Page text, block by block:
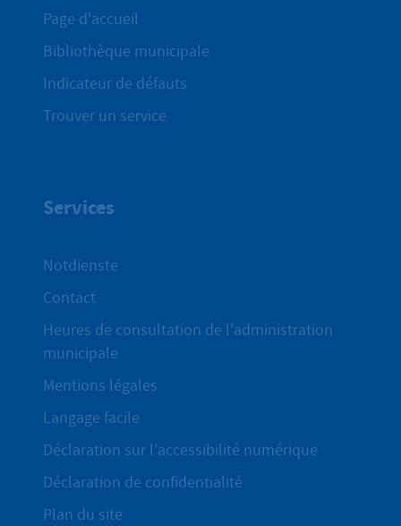
Page d'accueil
Bibliothèque municipale
Indicateur de défauts
Trouver un service
Services
Notdienste
Contact
Heures de consultation de l'administration
municipale
Mentions légales
Langage facile
Déclaration sur l'accessibilité numérique
Déclaration de confidentialité
Plan du site